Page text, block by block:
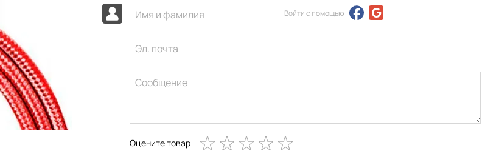
Войти с помощью
Оцените товар